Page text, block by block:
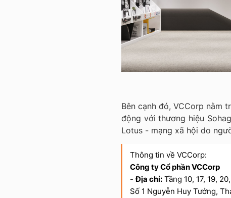
Bên cạnh đó, VCCorp nằm
động với thương hiệu
Lotus - mạng xã hội do
Thông tin về VCCorp:
Công ty Cổ phần VCCorp
-Địa chỉ: Tầng 10, 17, 19,
Số 1 Nguyễn Huy Tưởng,